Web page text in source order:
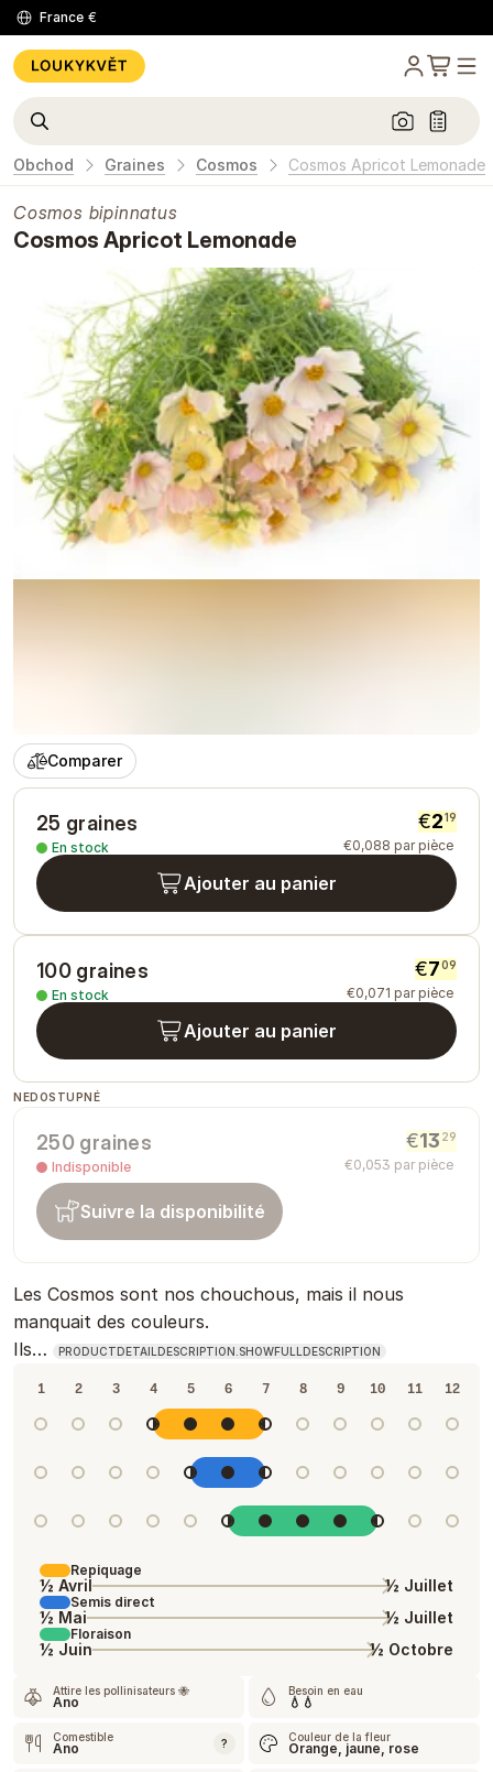
France €
Obchod Graines Cosmos Cosmos Apricot Lemonade
Cosmos bipinnatus
Cosmos Apricot Lemonade
Comparer
25 graines
En stock
€219
€0,088 par pièce
Ajouter au panier
100 graines
En stock
€709
€0,071 par pièce
Ajouter au panier
NEDOSTUPNÉ
250 graines
Indisponible
€13 29
€0,053 par pièce
Suivre la disponibilité
Les Cosmos sont nos chouchous, mais il nous
manquait des couleurs.
Ils…
PRODUCTDETAILDESCRIPTION.SHOWFULLDESCRIPTION
1 2 3 4 5 6 7 8 9 10 11 12
Repiquage
½ Avril ½ Juillet
Semis direct
½ Mai ½ Juillet
Floraison
½ Juin ½ Octobre
Attire les pollinisateurs 🐝
Ano
Besoin en eau
💧💧
Comestible
Ano ? Couleur de la fleur
Orange, jaune, rose